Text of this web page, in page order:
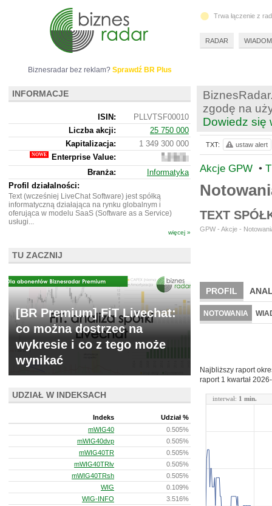
zgodę na
Dowiedz się
Akcje GPW •
TEXT
GPW - Akcje -
PROFIL
WYCENA BR
NOTOWANIA
Najbliższy raport
raport 1 kwartał
interwał: 1 min.
TXT: ustaw alert
Biznesradar bez reklam? Sprawdź BR Plus
INFORMACJE
ISIN:
PLLVTSF00010
Liczba akcji:
25 750 000
Kapitalizacja:
1 349 300 000
Enterprise Value:
1
290
778
Branża:
Informatyka
Profil działalności:
Text (wcześniej LiveChat Software) jest spółką
informatyczną działająca na rynku globalnym i
oferująca w modelu SaaS (Software as a Service)
usługi...
więcej »
TU ZACZNIJ
[BR Premium] FiT Livechat:
co można dostrzec na
wykresie i co z tego może
wynikać
UDZIAŁ W INDEKSACH
Indeks
Udział %
mWIG40
0.505%
mWIG40dvp
0.505%
mWIG40TR
0.505%
mWIG40TRlv
0.505%
mWIG40TRsh
0.505%
WIG
0.109%
WIG-INFO
3.516%
Trwa łączenie z
RADAR